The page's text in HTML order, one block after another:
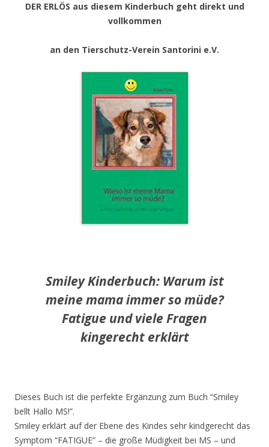
DER ERLÖS aus diesem Kinderbuch geht direkt und
vollkommen
an den Tierschutz-Verein Santorini e.V.
Smiley Kinderbuch: Warum ist
meine mama immer so müde?
Fatigue und viele Fragen
kingerecht erklärt
Dieses Buch ist die perfekte Ergänzung zum Buch “Smiley
bellt Hallo MS!”.
Smiley erklärt auf der Ebene des Kindes sehr kindgerecht das
Symptom “FATIGUE” – die große Müdigkeit bei MS – und